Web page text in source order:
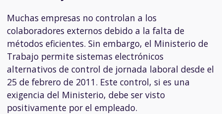
Muchas empresas no controlan a los
colaboradores externos debido a la falta de
métodos eficientes. Sin embargo, el Ministerio de
Trabajo permite sistemas electrónicos
alternativos de control de jornada laboral desde el
25 de febrero de 2011. Este control, si es una
exigencia del Ministerio, debe ser visto
positivamente por el empleado.